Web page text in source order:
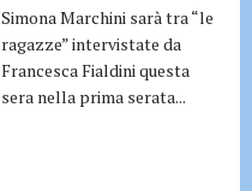
Simona Marchini sarà tra “le
ragazze” intervistate da
Francesca Fialdini questa
sera nella prima serata...